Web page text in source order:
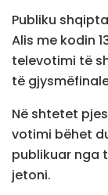
Publiku
Alis me kodin
televotimi të
të
Në shtetet
votimi bëhet
publikuar nga
jetoni.